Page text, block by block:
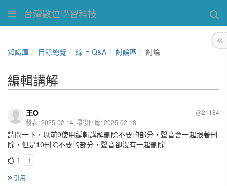
台灣數位學習科技
知識庫 目錄總覽 線上 Q&A 討論區 討論
編輯講解
@21184
王O
發表: 2025-02-14, 最後回應: 2025-02-18
請問一下，以前9使用編輯講解刪除不要的部分，聲音會一起跟著刪
除，但是10刪除不要的部分，聲音卻沒有一起刪除
1
-1
引用